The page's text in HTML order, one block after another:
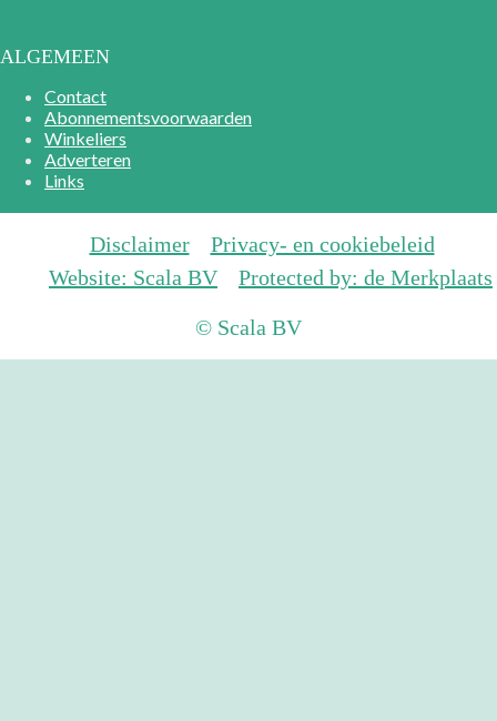
ALGEMEEN
Contact
Abonnementsvoorwaarden
Winkeliers
Adverteren
Links
Disclaimer
Privacy- en cookiebeleid
Website: Scala BV
Protected by: de Merkplaats
© Scala BV